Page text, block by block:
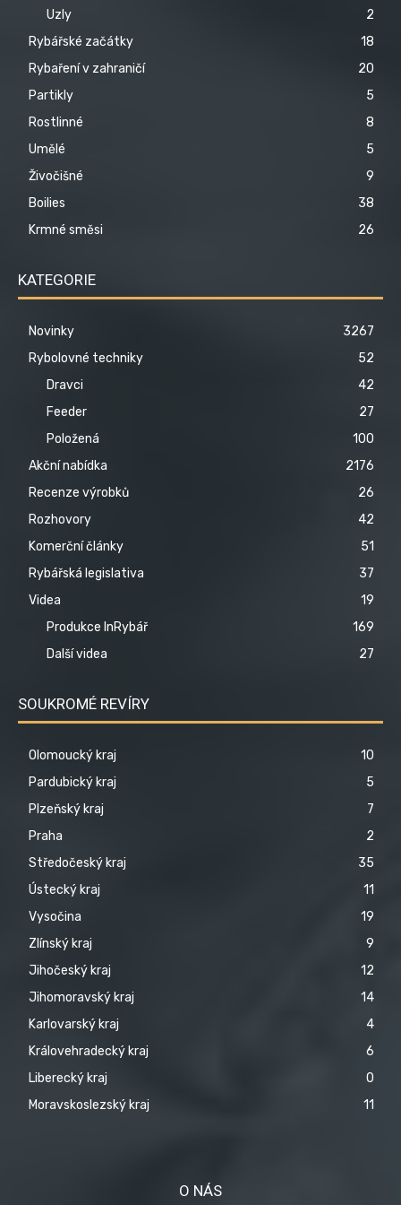
Uzly
2
Rybářské začátky
18
Rybaření v zahraničí
20
Partikly
5
Rostlinné
8
Umělé
5
Živočišné
9
Boilies
38
Krmné směsi
26
KATEGORIE
Novinky
3267
Rybolovné techniky
52
Dravci
42
Feeder
27
Položená
100
Akční nabídka
2176
Recenze výrobků
26
Rozhovory
42
Komerční články
51
Rybářská legislativa
37
Videa
19
Produkce InRybář
169
Další videa
27
SOUKROMÉ REVÍRY
Olomoucký kraj
10
Pardubický kraj
5
Plzeňský kraj
7
Praha
2
Středočeský kraj
35
Ústecký kraj
11
Vysočina
19
Zlínský kraj
9
Jihočeský kraj
12
Jihomoravský kraj
14
Karlovarský kraj
4
Královehradecký kraj
6
Liberecký kraj
0
Moravskoslezský kraj
11
O NÁS